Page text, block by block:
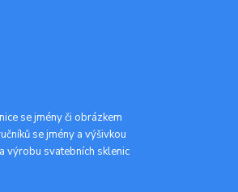
se jmény či obrázkem
se jmény a výšivkou
výrobu svatebních sklenic